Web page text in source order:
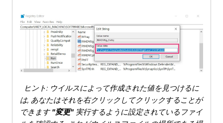
ヒント: ウイルスによって作成された値を見つけるに
は, あなたはそれを右クリックしてクリックすることが
できます"変更" 実行するように設定されているファイ